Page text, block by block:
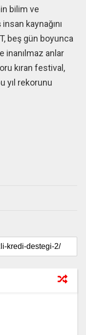
bilim ve
kaynağını
beş gün boyunca
inanılmaz anlar
kıran festival,
yıl rekorunu